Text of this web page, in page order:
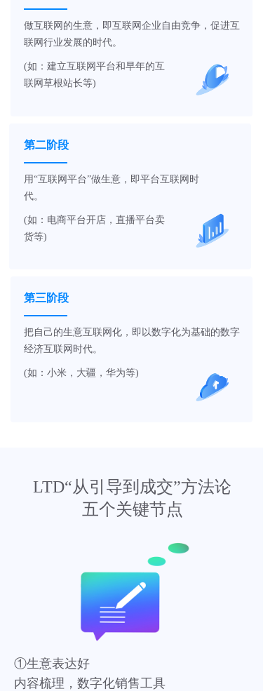
做互联网的生意，即互联网企业自由竞争，促进互
联网行业发展的时代。
(如：建立互联网平台和早年的互
联网草根站长等)
第二阶段
用“互联网平台”做生意，即平台互联网时
代。
(如：电商平台开店，直播平台卖
货等)
第三阶段
把自己的生意互联网化，即以数字化为基础的数字
经济互联网时代。
(如：小米，大疆，华为等)
LTD“从引导到成交”方法论
五个关键节点
①生意表达好
内容梳理，数字化销售工具